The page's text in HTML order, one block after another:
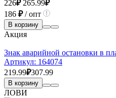
226₽ 265.99₽
186 ₽/ опт
В корзину
Акция
Знак аварийной остановки в
Артикул: 164074
219.99₽307.99
В корзину
ЛОВИ